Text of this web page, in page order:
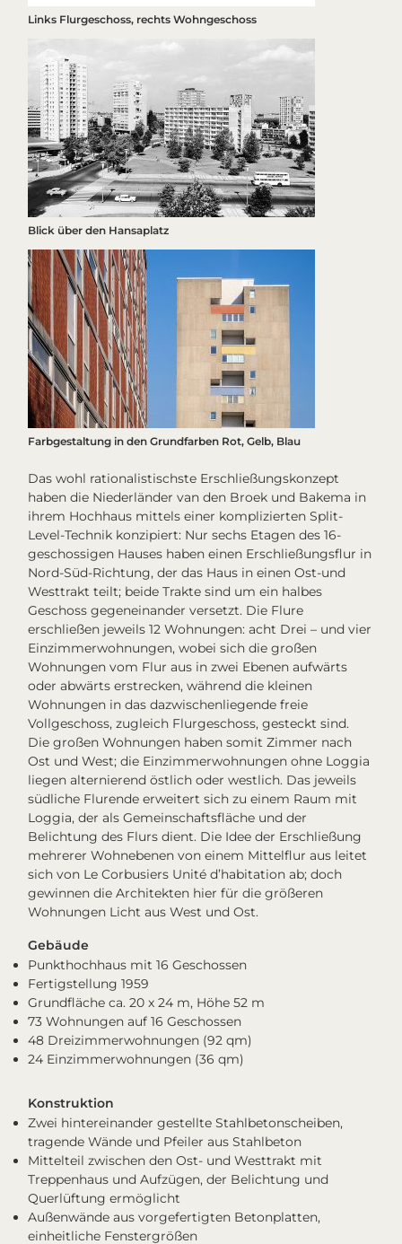
Links Flurgeschoss, rechts Wohngeschoss
Blick über den Hansaplatz
Farbgestaltung in den Grundfarben Rot, Gelb, Blau
Das wohl rationalistischste Erschließungskonzept
haben die Niederländer van den Broek und Bakema in
ihrem Hochhaus mittels einer komplizierten Split-
Level-Technik konzipiert: Nur sechs Etagen des 16-
geschossigen Hauses haben einen Erschließungsflur in
Nord-Süd-Richtung, der das Haus in einen Ost-und
Westtrakt teilt; beide Trakte sind um ein halbes
Geschoss gegeneinander versetzt. Die Flure
erschließen jeweils 12 Wohnungen: acht Drei – und vier
Einzimmerwohnungen, wobei sich die großen
Wohnungen vom Flur aus in zwei Ebenen aufwärts
oder abwärts erstrecken, während die kleinen
Wohnungen in das dazwischenliegende freie
Vollgeschoss, zugleich Flurgeschoss, gesteckt sind.
Die großen Wohnungen haben somit Zimmer nach
Ost und West; die Einzimmerwohnungen ohne Loggia
liegen alternierend östlich oder westlich. Das jeweils
südliche Flurende erweitert sich zu einem Raum mit
Loggia, der als Gemeinschaftsfläche und der
Belichtung des Flurs dient. Die Idee der Erschließung
mehrerer Wohnebenen von einem Mittelflur aus leitet
sich von Le Corbusiers Unité d’habitation ab; doch
gewinnen die Architekten hier für die größeren
Wohnungen Licht aus West und Ost.
Gebäude
Punkthochhaus mit 16 Geschossen
Fertigstellung 1959
Grundfläche ca. 20 x 24 m, Höhe 52 m
73 Wohnungen auf 16 Geschossen
48 Dreizimmerwohnungen (92 qm)
24 Einzimmerwohnungen (36 qm)
Konstruktion
Zwei hintereinander gestellte Stahlbetonscheiben,
tragende Wände und Pfeiler aus Stahlbeton
Mittelteil zwischen den Ost- und Westtrakt mit
Treppenhaus und Aufzügen, der Belichtung und
Querlüftung ermöglicht
Außenwände aus vorgefertigten Betonplatten,
einheitliche Fenstergrößen